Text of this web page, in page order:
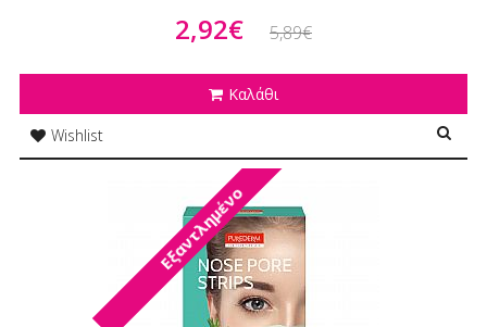
2,92€ 5,89€
Καλάθι
Wishlist
Εξαντλημένο